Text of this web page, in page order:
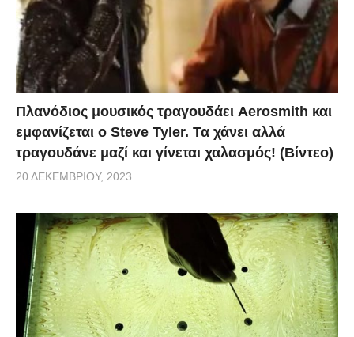
Πλανόδιος μουσικός τραγουδάει Aerosmith και
εμφανίζεται ο Steve Tyler. Τα χάνει αλλά
τραγουδάνε μαζί και γίνεται χαλασμός! (Βίντεο)
20 ΔΕΚΕΜΒΡΊΟΥ, 2023